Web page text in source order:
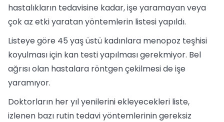
hastalıkların tedavisine kadar, işe yaramayan veya
çok az etki yaratan yöntemlerin listesi yapıldı.
Listeye göre 45 yaş üstü kadınlara menopoz teşhisi
koyulması için kan testi yapılması gerekmiyor. Bel
ağrısı olan hastalara röntgen çekilmesi de işe
yaramıyor.
Doktorların her yıl yenilerini ekleyecekleri liste,
izlenen bazı rutin tedavi yöntemlerinin gereksiz